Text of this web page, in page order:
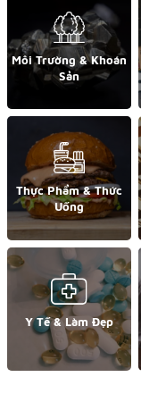
Môi Trường & Khoán
Sản
Thực Phẩm & Thức
Uống
Y Tế & Làm Đẹp